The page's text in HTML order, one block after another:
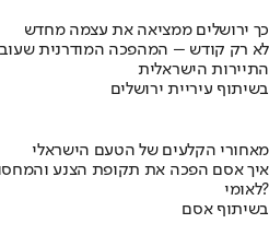
כך ירושלים ממציאה את עצמה מחדש
לא רק קודש – המהפכה המודרנית
התיירות הישראלית
בשיתוף עיריית ירושלים
מאחורי הקלעים של הטעם הישראלי
לאומי?
בשיתוף אסם